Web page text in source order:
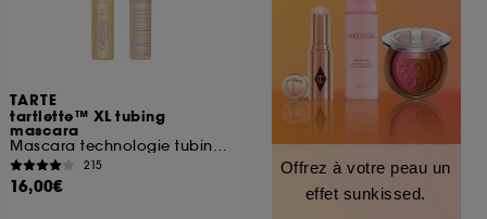
TARTE
tartlette™ XL tubing
mascara
Mascara technologie tubing (format voyage)
215
16,00€
Offrez à votre peau un
effet sunkissed.